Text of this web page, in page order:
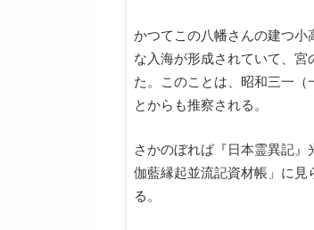
かつてこの八幡さんの建つ
な入海が形成されていて、
た。このことは、昭和三一
とからも推察される。
さかのぼれば『日本霊異記
伽藍縁起並流記資材帳」に
る。